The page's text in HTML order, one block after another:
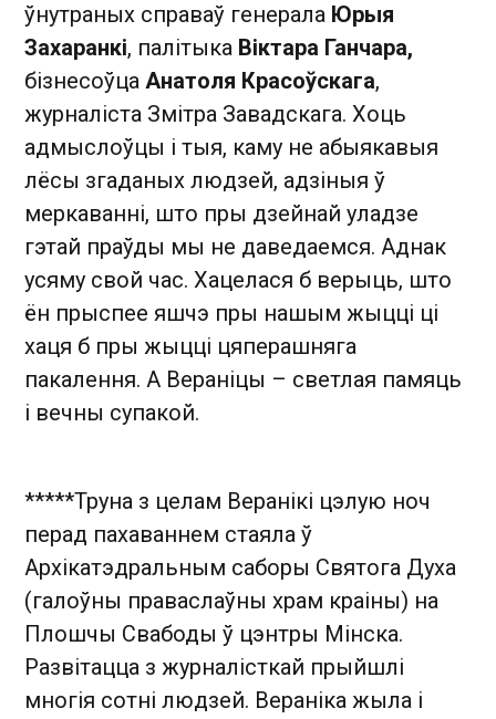
ўнутраных справаў генерала Юрыя
Захаранкі, палітыка Віктара Ганчара,
бізнесоўца Анатоля Красоўскага,
журналіста Змітра Завадскага. Хоць
адмыслоўцы і тыя, каму не абыякавыя
лёсы згаданых людзей, адзіныя ў
меркаванні, што пры дзейнай уладзе
гэтай праўды мы не даведаемся. Аднак
усяму свой час. Хацелася б верыць, што
ён прыспее яшчэ пры нашым жыцці ці
хаця б пры жыцці цяперашняга
пакалення. А Вераніцы – светлая памяць
і вечны супакой.
*****Труна з целам Веранікі цэлую ноч
перад пахаваннем стаяла ў
Архікатэдральным саборы Святога Духа
(галоўны праваслаўны храм краіны) на
Плошчы Свабоды ў цэнтры Мінска.
Развітацца з журналісткай прыйшлі
многія сотні людзей. Вераніка жыла і